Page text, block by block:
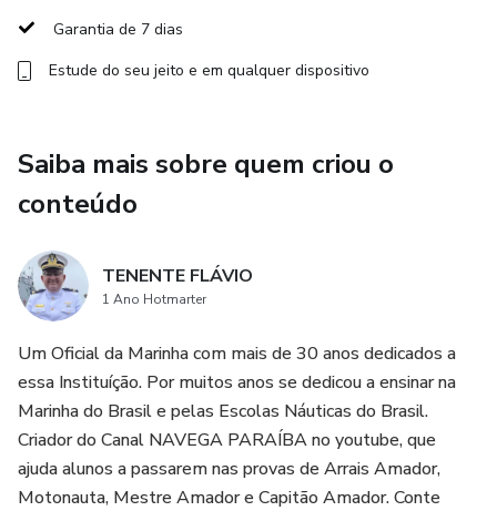
Garantia de 7 dias
Estude do seu jeito e em qualquer dispositivo
Saiba mais sobre quem criou o
conteúdo
TENENTE FLÁVIO
1 Ano Hotmarter
Um Oficial da Marinha com mais de 30 anos dedicados a
essa Instituíção. Por muitos anos se dedicou a ensinar na
Marinha do Brasil e pelas Escolas Náuticas do Brasil.
Criador do Canal NAVEGA PARAÍBA no youtube, que
ajuda alunos a passarem nas provas de Arrais Amador,
Motonauta, Mestre Amador e Capitão Amador. Conte